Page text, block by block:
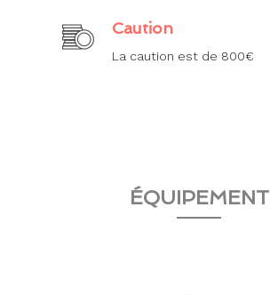
Caution
La caution est de 800€
ÉQUIPEMENT